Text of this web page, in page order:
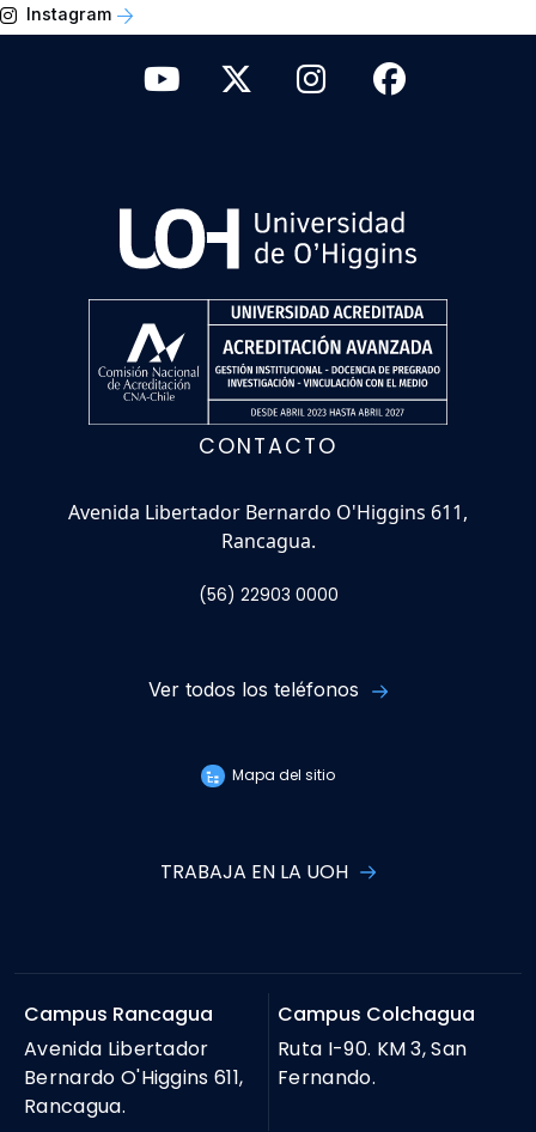
Instagram
CONTACTO
Avenida Libertador Bernardo O'Higgins 611,
Rancagua.
(56) 22903 0000
Ver todos los teléfonos
Mapa del sitio
TRABAJA EN LA UOH
Campus Rancagua
Avenida Libertador
Bernardo O'Higgins 611,
Rancagua.
Campus Colchagua
Ruta I-90. KM 3, San
Fernando.